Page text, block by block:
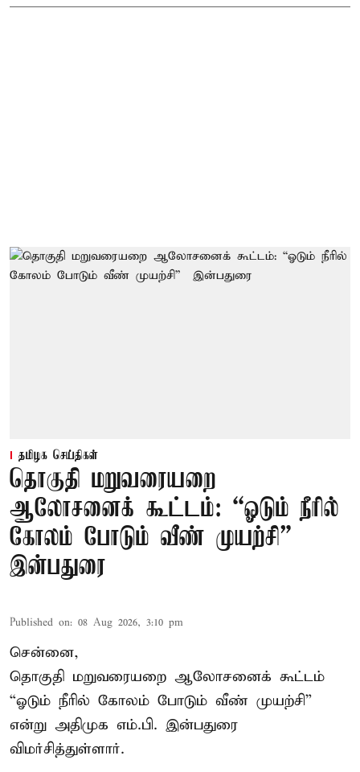
தமிழக செய்திகள்
தொகுதி மறுவரையறை
ஆலோசனைக் கூட்டம்: “ஓடும் நீரில்
கோலம் போடும் வீண் முயற்சி” –
இன்பதுரை
Published on: 08 Aug 2026, 3:10 pm
சென்னை,
தொகுதி மறுவரையறை ஆலோசனைக் கூட்டம்
“ஓடும் நீரில் கோலம் போடும் வீண் முயற்சி”
என்று அதிமுக எம்.பி. இன்பதுரை
விமர்சித்துள்ளார்.